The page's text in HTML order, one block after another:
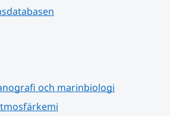
och marinbiologi